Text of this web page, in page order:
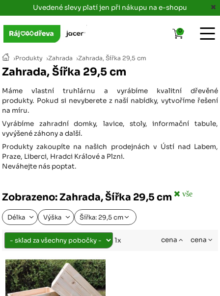
Uvedené slevy platí jen při nákupu na e-shopu
›Produkty ›Zahrada ›Zahrada, Šířka 29,5 cm
Zahrada, Šířka 29,5 cm
Máme vlastní truhlárnu a vyrábíme kvalitní dřevěné
produkty. Pokud si nevyberete z naší nabídky, vytvoříme řešení
na míru.
Vyrábíme zahradní domky, lavice, stoly, informační tabule,
vyvýšené záhony a další.
Produkty zakoupíte na našich prodejnách v Ústí nad Labem,
Praze, Liberci, Hradci Králové a Plzni.
Neváhejte nás poptat.
Zobrazeno: Zahrada, Šířka 29,5 cm vše
Délka Výška Šířka: 29,5 cm
1x cena cena
0